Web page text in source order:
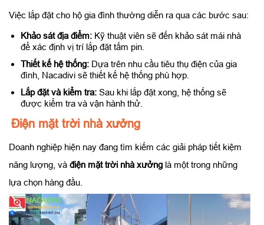
Việc lắp đặt cho hộ gia đình thường diễn ra qua các bước sau:
Khảo sát địa điểm: Kỹ thuật viên sẽ đến khảo sát mái nhà
để xác định vị trí lắp đặt tấm pin.
Thiết kế hệ thống: Dựa trên nhu cầu tiêu thụ điện của gia
đình, Nacadivi sẽ thiết kế hệ thống phù hợp.
Lắp đặt và kiểm tra: Sau khi lắp đặt xong, hệ thống sẽ
được kiểm tra và vận hành thử.
Điện mặt trời nhà xưởng
Doanh nghiệp hiện nay đang tìm kiếm các giải pháp tiết kiệm
năng lượng, và điện mặt trời nhà xưởng là một trong những
lựa chọn hàng đầu.